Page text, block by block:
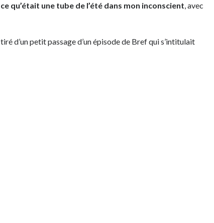
ce qu’était une tube de l’été dans mon inconscient, avec
d’un petit passage d’un épisode de Bref qui s’intitulait